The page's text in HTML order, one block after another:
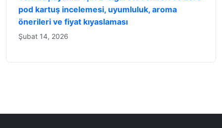
pod kartuş incelemesi, uyumluluk, aroma
önerileri ve fiyat kıyaslaması
Şubat 14, 2026